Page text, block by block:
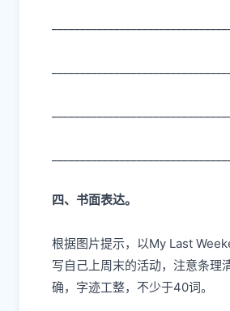
四、书面表达。
根据图片提示，以My Last
写自己上周末的活动，注意条理
确，字迹工整，不少于40词。